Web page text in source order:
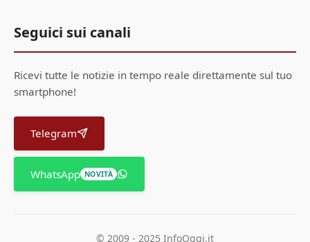
Seguici sui canali
Ricevi tutte le notizie in tempo reale direttamente sul tuo
smartphone!
Telegram
WhatsApp NOVITÀ
© 2009 - 2025 InfoOggi.it